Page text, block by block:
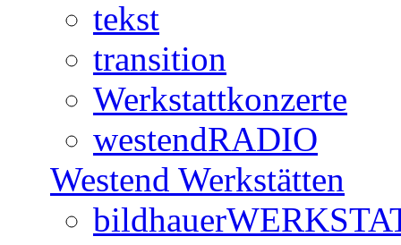
tekst
transition
Werkstattkonzerte
westendRADIO
Westend Werkstätten